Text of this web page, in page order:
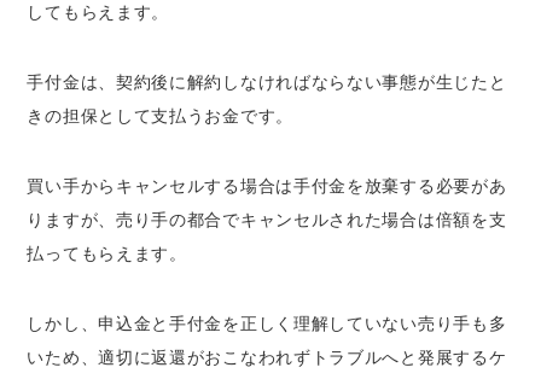
してもらえます。
手付金は、契約後に解約しなければならない事態が生じたと
きの担保として支払うお金です。
買い手からキャンセルする場合は手付金を放棄する必要があ
りますが、売り手の都合でキャンセルされた場合は倍額を支
払ってもらえます。
しかし、申込金と手付金を正しく理解していない売り手も多
いため、適切に返還がおこなわれずトラブルへと発展するケ